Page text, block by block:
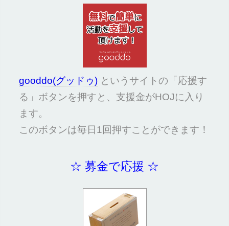
gooddo(グッドゥ) というサイトの「応援す
る」ボタンを押すと、支援金がHOJに入り
ます。
このボタンは毎日1回押すことができます！
☆ 募金で応援 ☆